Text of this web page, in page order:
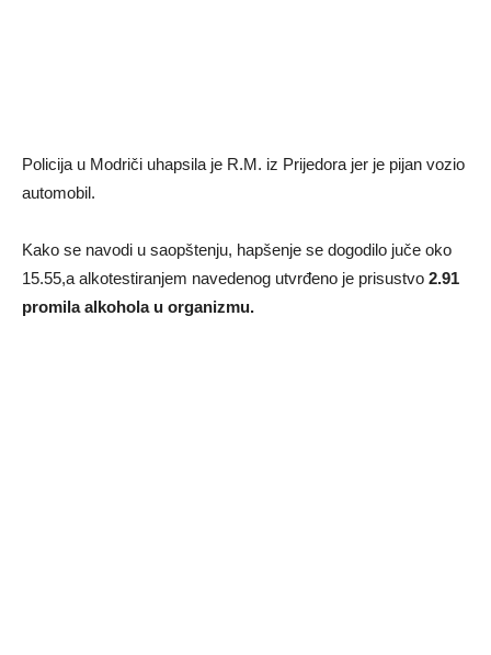
Policija u Modriči uhapsila je R.M. iz Prijedora jer je pijan vozio
automobil.
Kako se navodi u saopštenju, hapšenje se dogodilo juče oko
15.55,a alkotestiranjem navedenog utvrđeno je prisustvo 2.91
promila alkohola u organizmu.